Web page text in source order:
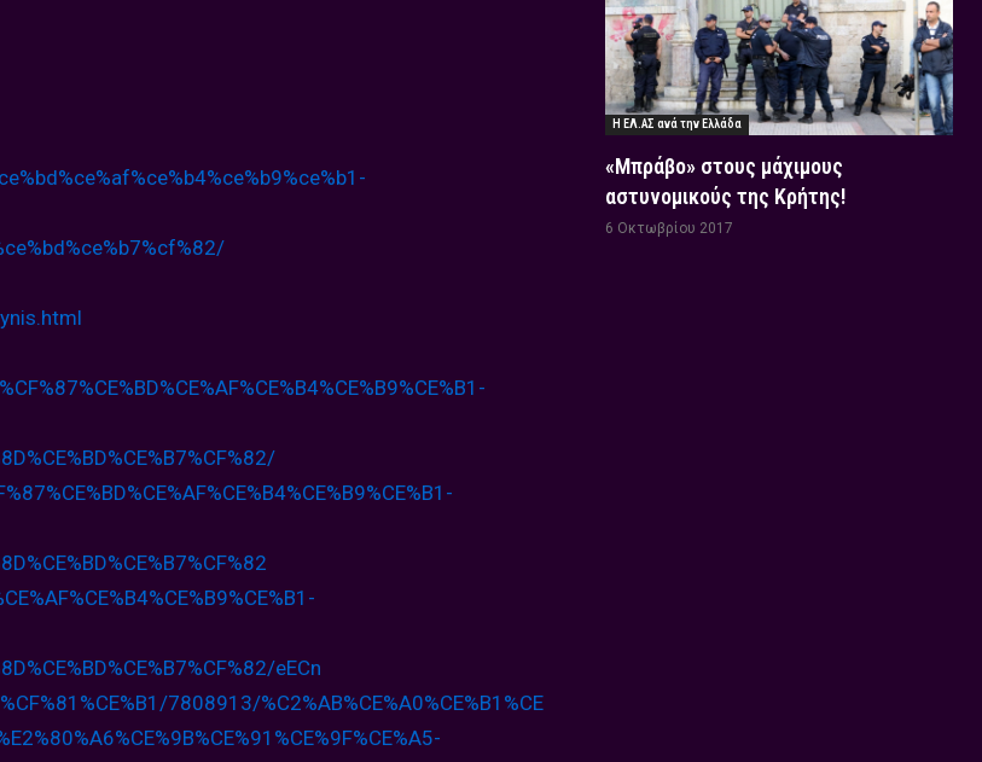
ce%af%ce%b4%ce%b9%ce%b1-
87%CE%BD%CE%AF%CE%B4%CE%B9%CE%B1-
87%CE%BD%CE%AF%CE%B4%CE%B9%CE%B1-
B4%CE%B9%CE%B1-
CE%B7%CF%82/eECn
81%CE%B1/7808913/%C2%AB%CE%A0%CE%B1%CE
80%A6%CE%9B%CE%91%CE%9F%CE%A5-
Η ΕΛ.ΑΣ ανά την Ελλάδα
«Μπράβο» στους μάχιμους
αστυνομικούς της Κρήτης!
6 Οκτωβρίου 2017